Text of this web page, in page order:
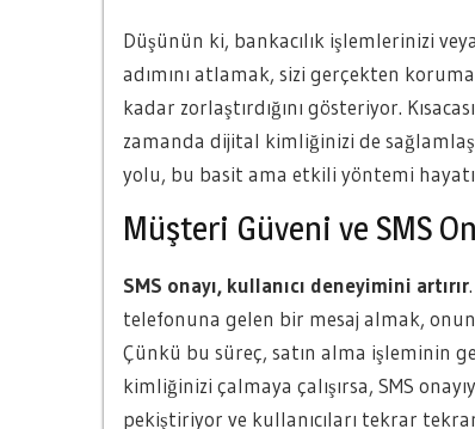
Düşünün ki, bankacılık işlemlerinizi
adımını atlamak, sizi gerçekten
kadar zorlaştırdığını gösteriyor.
zamanda dijital kimliğinizi de
yolu, bu basit ama etkili yöntemi
Müşteri Güveni ve SMS
SMS onayı, kullanıcı deneyimini artırır
telefonuna gelen bir mesaj almak,
Çünkü bu süreç, satın alma işleminin
kimliğinizi çalmaya çalışırsa, SMS
pekiştiriyor ve kullanıcıları tekrar